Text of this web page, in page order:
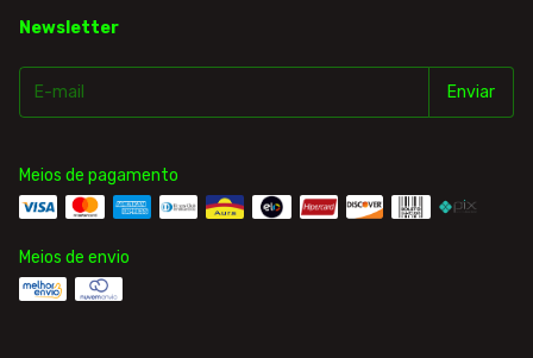
Newsletter
Meios de pagamento
Meios de envio